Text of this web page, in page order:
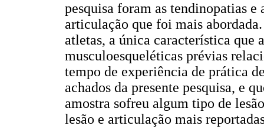
pesquisa foram as tendinopatias e
articulação que foi mais
atletas, a única característica que
musculoesqueléticas prévias
tempo de experiência de prática
achados da presente pesquisa, e
amostra sofreu algum tipo de
lesão e articulação mais